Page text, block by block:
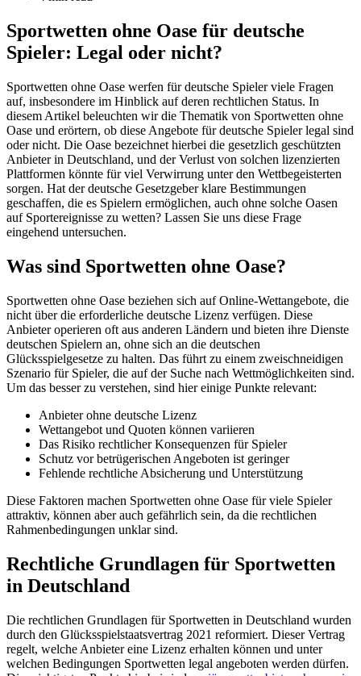
Sportwetten ohne Oase für deutsche
Spieler: Legal oder nicht?
Sportwetten ohne Oase werfen für deutsche Spieler viele Fragen
auf, insbesondere im Hinblick auf deren rechtlichen Status. In
diesem Artikel beleuchten wir die Thematik von Sportwetten ohne
Oase und erörtern, ob diese Angebote für deutsche Spieler legal sind
oder nicht. Die Oase bezeichnet hierbei die gesetzlich geschützten
Anbieter in Deutschland, und der Verlust von solchen lizenzierten
Plattformen könnte für viel Verwirrung unter den Wettbegeisterten
sorgen. Hat der deutsche Gesetzgeber klare Bestimmungen
geschaffen, die es Spielern ermöglichen, auch ohne solche Oasen
auf Sportereignisse zu wetten? Lassen Sie uns diese Frage
eingehend untersuchen.
Was sind Sportwetten ohne Oase?
Sportwetten ohne Oase beziehen sich auf Online-Wettangebote, die
nicht über die erforderliche deutsche Lizenz verfügen. Diese
Anbieter operieren oft aus anderen Ländern und bieten ihre Dienste
deutschen Spielern an, ohne sich an die deutschen
Glücksspielgesetze zu halten. Das führt zu einem zweischneidigen
Szenario für Spieler, die auf der Suche nach Wettmöglichkeiten sind.
Um das besser zu verstehen, sind hier einige Punkte relevant:
Anbieter ohne deutsche Lizenz
Wettangebot und Quoten können variieren
Das Risiko rechtlicher Konsequenzen für Spieler
Schutz vor betrügerischen Angeboten ist geringer
Fehlende rechtliche Absicherung und Unterstützung
Diese Faktoren machen Sportwetten ohne Oase für viele Spieler
attraktiv, können aber auch gefährlich sein, da die rechtlichen
Rahmenbedingungen unklar sind.
Rechtliche Grundlagen für Sportwetten
in Deutschland
Die rechtlichen Grundlagen für Sportwetten in Deutschland wurden
durch den Glücksspielstaatsvertrag 2021 reformiert. Dieser Vertrag
regelt, welche Anbieter eine Lizenz erhalten können und unter
welchen Bedingungen Sportwetten legal angeboten werden dürfen.